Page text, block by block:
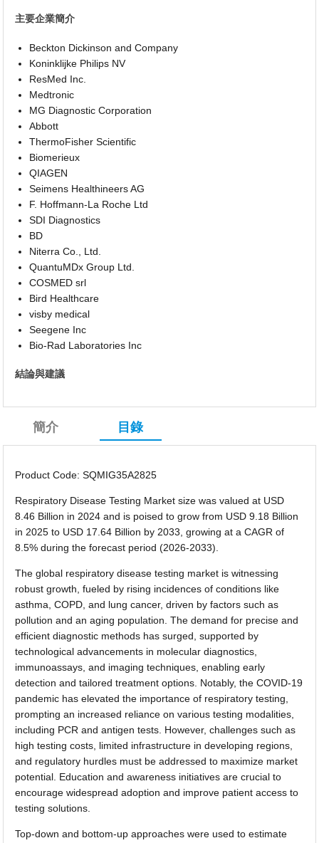
主要企業簡介
Beckton Dickinson and Company
Koninklijke Philips NV
ResMed Inc.
Medtronic
MG Diagnostic Corporation
Abbott
ThermoFisher Scientific
Biomerieux
QIAGEN
Seimens Healthineers AG
F. Hoffmann-La Roche Ltd
SDI Diagnostics
BD
Niterra Co., Ltd.
QuantuMDx Group Ltd.
COSMED srl
Bird Healthcare
visby medical
Seegene Inc
Bio-Rad Laboratories Inc
結論與建議
簡介 目錄
Product Code: SQMIG35A2825
Respiratory Disease Testing Market size was valued at USD
8.46 Billion in 2024 and is poised to grow from USD 9.18 Billion
in 2025 to USD 17.64 Billion by 2033, growing at a CAGR of
8.5% during the forecast period (2026-2033).
The global respiratory disease testing market is witnessing
robust growth, fueled by rising incidences of conditions like
asthma, COPD, and lung cancer, driven by factors such as
pollution and an aging population. The demand for precise and
efficient diagnostic methods has surged, supported by
technological advancements in molecular diagnostics,
immunoassays, and imaging techniques, enabling early
detection and tailored treatment options. Notably, the COVID-19
pandemic has elevated the importance of respiratory testing,
prompting an increased reliance on various testing modalities,
including PCR and antigen tests. However, challenges such as
high testing costs, limited infrastructure in developing regions,
and regulatory hurdles must be addressed to maximize market
potential. Education and awareness initiatives are crucial to
encourage widespread adoption and improve patient access to
testing solutions.
Top-down and bottom-up approaches were used to estimate